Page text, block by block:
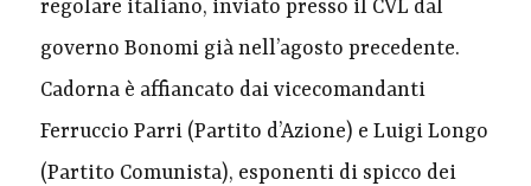
regolare italiano, inviato presso il CVL dal
governo Bonomi già nell’agosto precedente.
Cadorna è affiancato dai vicecomandanti
Ferruccio Parri (Partito d’Azione) e Luigi Longo
(Partito Comunista), esponenti di spicco dei